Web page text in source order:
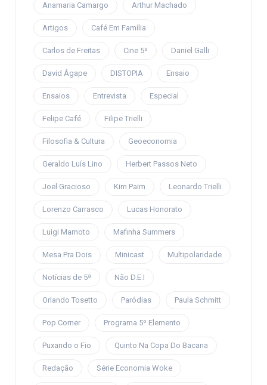
Anamaria Camargo Arthur Machado
Artigos Café Em Família
Carlos de Freitas Cine 5º Daniel Galli
David Ágape DISTOPIA Ensaio
Ensaios Entrevista Especial
Felipe Café Filipe Trielli
Filosofia & Cultura Geoeconomia
Geraldo Luís Lino Herbert Passos Neto
Joel Gracioso Kim Paim Leonardo Trielli
Lorenzo Carrasco Lucas Honorato
Luigi Marnoto Mafinha Summers
Mesa Pra Dois Minicast Multipolaridade
Notícias de 5ª Não D.E.I
Orlando Tosetto Paródias Paula Schmitt
Pop Corner Programa 5º Elemento
Puxando o Fio Quinto Na Copa Do Bacana
Redação Série Economia Woke